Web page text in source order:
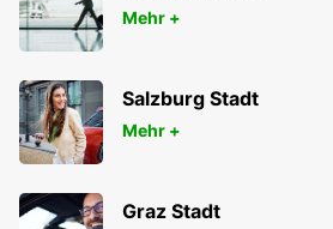
GENF CAROUGE, HOTEL
GRAND-LANCY - SWITZERLAND
Mehr +
Salzburg Stadt
Mehr +
Graz Stadt